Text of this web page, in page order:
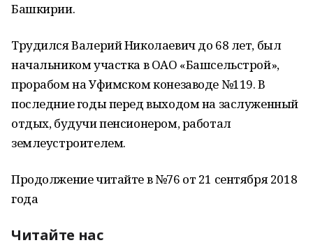
Башкирии.
Трудился Валерий Николаевич до 68 лет, был
начальником участка в ОАО «Башсельстрой»,
прорабом на Уфимском конезаводе №119. В
последние годы перед выходом на заслуженный
отдых, будучи пенсионером, работал
землеустроителем.
Продолжение читайте в №76 от 21 сентября 2018
года
Читайте нас